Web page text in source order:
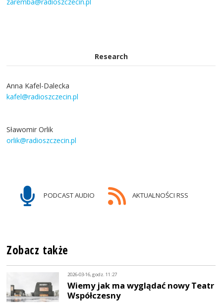
Research
Anna Kafel-Dalecka
kafel@radioszczecin.pl
Sławomir Orlik
orlik@radioszczecin.pl
PODCAST AUDIO AKTUALNOŚCI RSS
Zobacz także
2026-03-16, godz. 11:27
Wiemy jak ma wyglądać nowy Teatr
Współczesny